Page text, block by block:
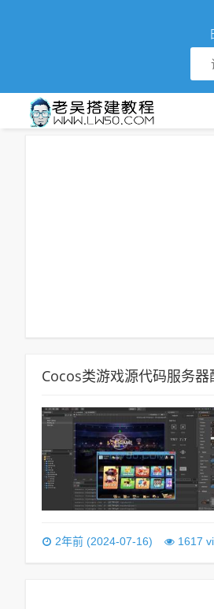
Cocos类游戏源代码服务器
2年前 (2024-07-16) 1617